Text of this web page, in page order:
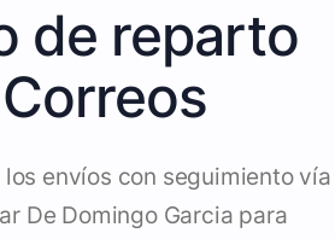
de reparto
envíos con seguimiento vía
De Domingo Garcia para